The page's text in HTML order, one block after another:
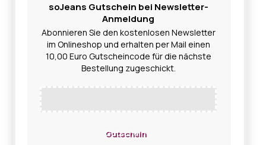
soJeans Gutschein bei Newsletter-
Anmeldung
Abonnieren Sie den kostenlosen Newsletter
im Onlineshop und erhalten per Mail einen
10,00 Euro Gutscheincode für die nächste
Bestellung zugeschickt.
Gutschein